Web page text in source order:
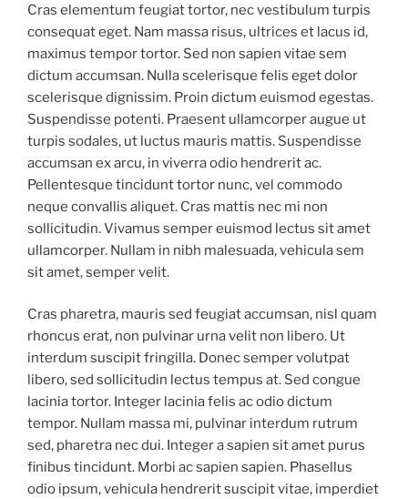
Cras elementum feugiat tortor, nec vestibulum turpis
consequat eget. Nam massa risus, ultrices et lacus id,
maximus tempor tortor. Sed non sapien vitae sem
dictum accumsan. Nulla scelerisque felis eget dolor
scelerisque dignissim. Proin dictum euismod egestas.
Suspendisse potenti. Praesent ullamcorper augue ut
turpis sodales, ut luctus mauris mattis. Suspendisse
accumsan ex arcu, in viverra odio hendrerit ac.
Pellentesque tincidunt tortor nunc, vel commodo
neque convallis aliquet. Cras mattis nec mi non
sollicitudin. Vivamus semper euismod lectus sit amet
ullamcorper. Nullam in nibh malesuada, vehicula sem
sit amet, semper velit.
Cras pharetra, mauris sed feugiat accumsan, nisl quam
rhoncus erat, non pulvinar urna velit non libero. Ut
interdum suscipit fringilla. Donec semper volutpat
libero, sed sollicitudin lectus tempus at. Sed congue
lacinia tortor. Integer lacinia felis ac odio dictum
tempor. Nullam massa mi, pulvinar interdum rutrum
sed, pharetra nec dui. Integer a sapien sit amet purus
finibus tincidunt. Morbi ac sapien sapien. Phasellus
odio ipsum, vehicula hendrerit suscipit vitae, imperdiet